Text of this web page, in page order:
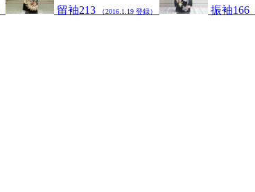
留袖213 （2016.1.19 登録） 振袖166